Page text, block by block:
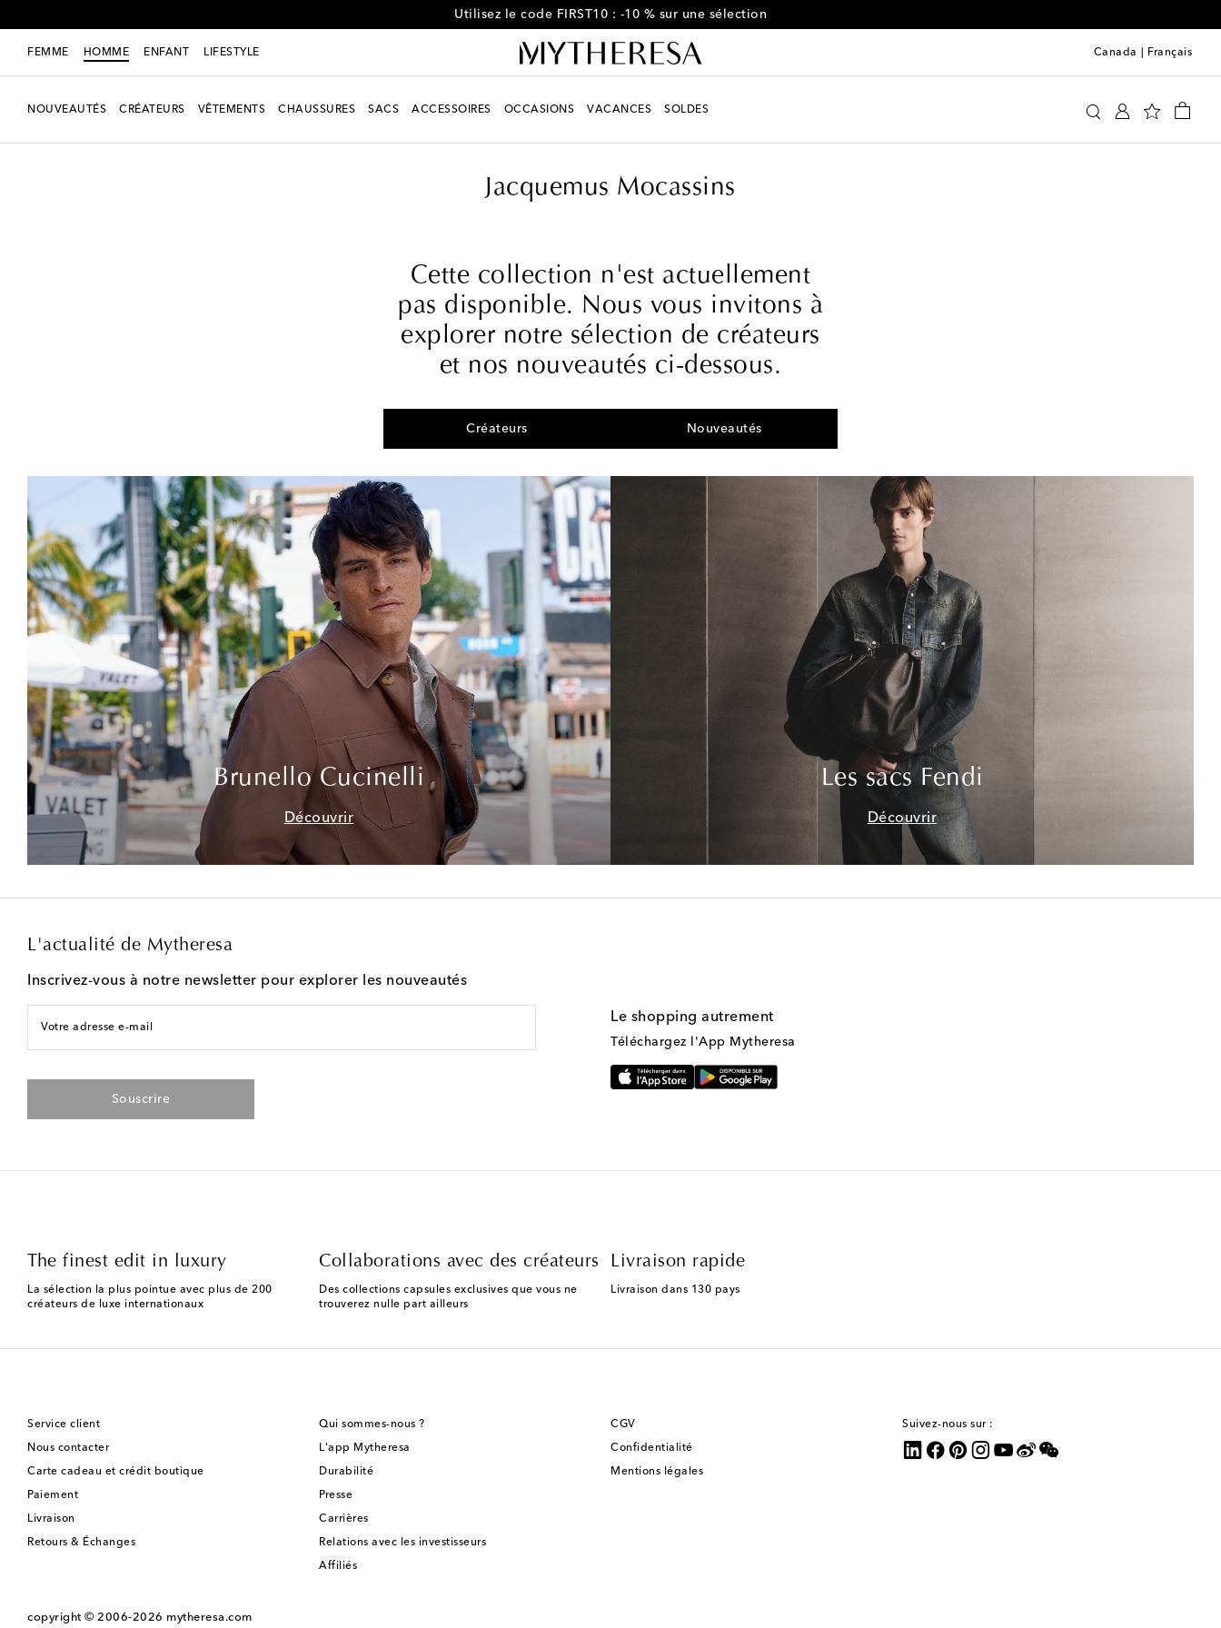
Profitez de -10 % sur votre première commande de plus de CA$800
FEMME HOMME ENFANT LIFESTYLE Canada Français
NOUVEAUTÉS CRÉATEURS VÊTEMENTS CHAUSSURES SACS ACCESSOIRES OCCASIONS VACANCES SOLDES
Jacquemus Mocassins
Cette collection n'est actuellement
pas disponible. Nous vous invitons à
explorer notre sélection de créateurs
et nos nouveautés ci-dessous.
Créateurs Nouveautés
Brunello Cucinelli
Découvrir
Les sacs Fendi
Découvrir
L'actualité de Mytheresa
Inscrivez-vous à notre newsletter pour explorer les nouveautés
Votre adresse e-mail
Souscrire
Le shopping autrement
Téléchargez l'App Mytheresa
The finest edit in luxury
La sélection la plus pointue avec plus de 200
créateurs de luxe internationaux
Collaborations avec des créateurs
Des collections capsules exclusives que vous ne
trouverez nulle part ailleurs
Livraison rapide
Livraison dans 130 pays
Service client
Nous contacter
Carte cadeau et crédit boutique
Paiement
Livraison
Retours & Échanges
Qui sommes-nous ?
L'app Mytheresa
Durabilité
Presse
Carrières
Relations avec les investisseurs
Affiliés
CGV
Confidentialité
Mentions légales
Suivez-nous sur :
copyright © 2006-2026 mytheresa.com